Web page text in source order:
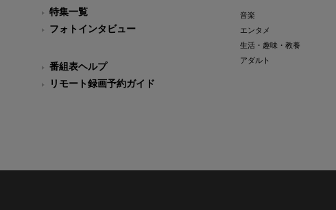
特集一覧
フォトインタビュー
番組表ヘルプ
リモート録画予約ガイド
音楽
エンタメ
生活・趣味・教養
アダルト